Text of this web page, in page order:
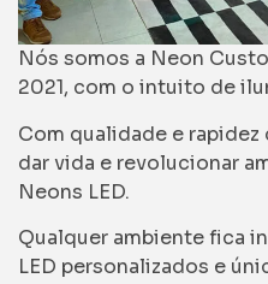
Nós somos a Neon
2021, com o intuito de
Com qualidade e
dar vida e revolucionar
Neons LED.
Qualquer ambiente fica
LED personalizados e